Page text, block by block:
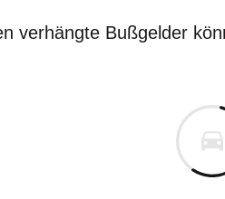
verhängte Bußgelder